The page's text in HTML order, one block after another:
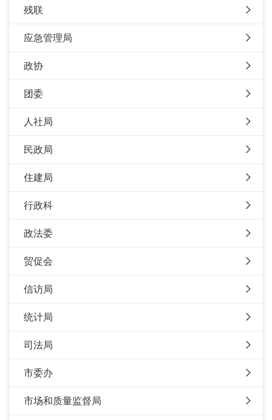
残联
应急管理局
政协
团委
人社局
民政局
住建局
行政科
政法委
贸促会
信访局
统计局
司法局
市委办
市场和质量监督局